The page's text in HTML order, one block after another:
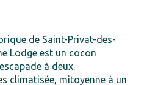
de Saint-Privat-des-
Lodge est un cocon
à deux.
climatisée, mitoyenne à un